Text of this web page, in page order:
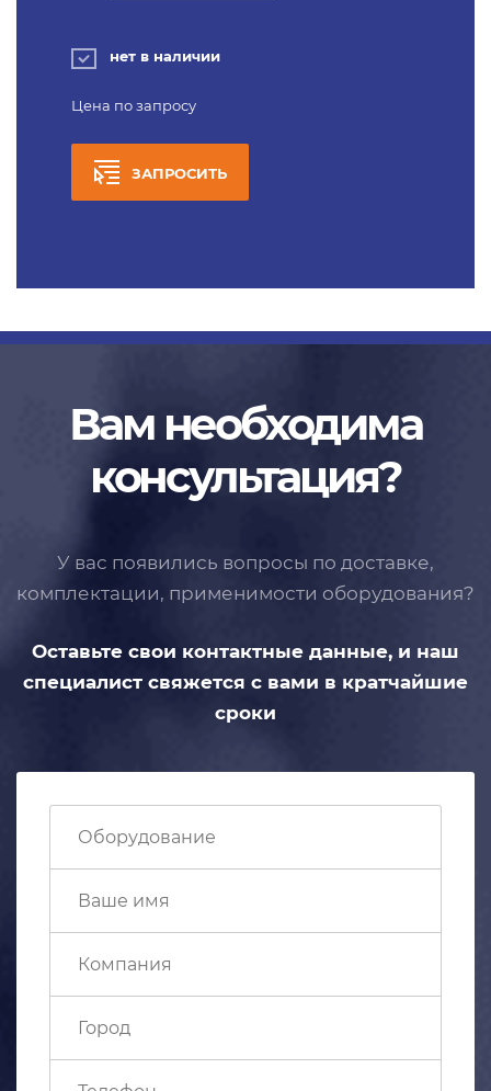
нет в наличии
Цена по запросу
ЗАПРОСИТЬ
Вам необходима
консультация?
У вас появились вопросы по доставке,
комплектации, применимости оборудования?
Оставьте свои контактные данные, и наш
специалист свяжется с вами в кратчайшие
сроки